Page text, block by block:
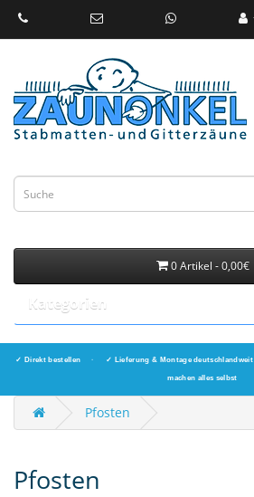
0 Artikel - 0,00€
Kategorien
✓ Direkt bestellen · ✓ Lieferung & Montage deutschlandweit
machen alles selbst
Pfosten
Pfosten